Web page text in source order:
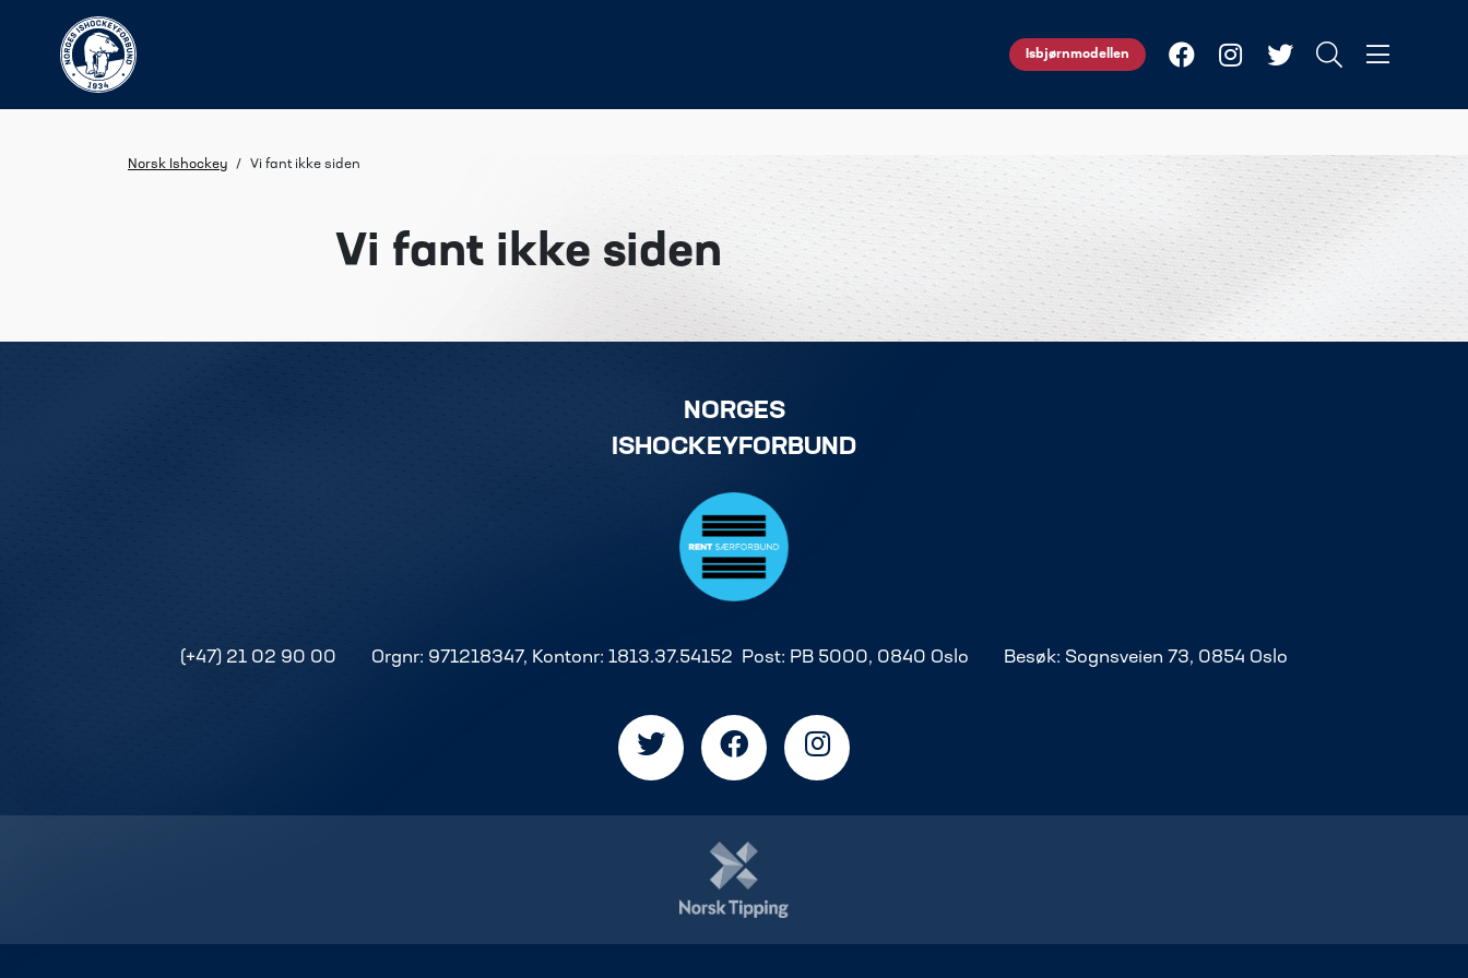
Isbjørnmodellen
Norsk Ishockey / Vi fant ikke siden
Vi fant ikke siden
NORGES
ISHOCKEYFORBUND
(+47) 21 02 90 00 Orgnr: 971218347, Kontonr: 1813.37.54152 Post: PB 5000, 0840 Oslo Besøk: Sognsveien 73, 0854 Oslo